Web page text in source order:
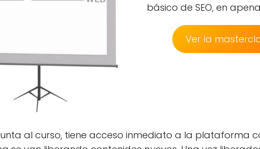
básico de SEO, en
Ver la
al curso, tiene acceso inmediato a la plataforma